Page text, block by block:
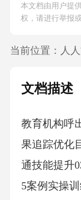
本文档由用户提
权，请进行举报
当前位置： 人
文档描述
教育机构呼
果追踪优化
通技能提升
5案例实操